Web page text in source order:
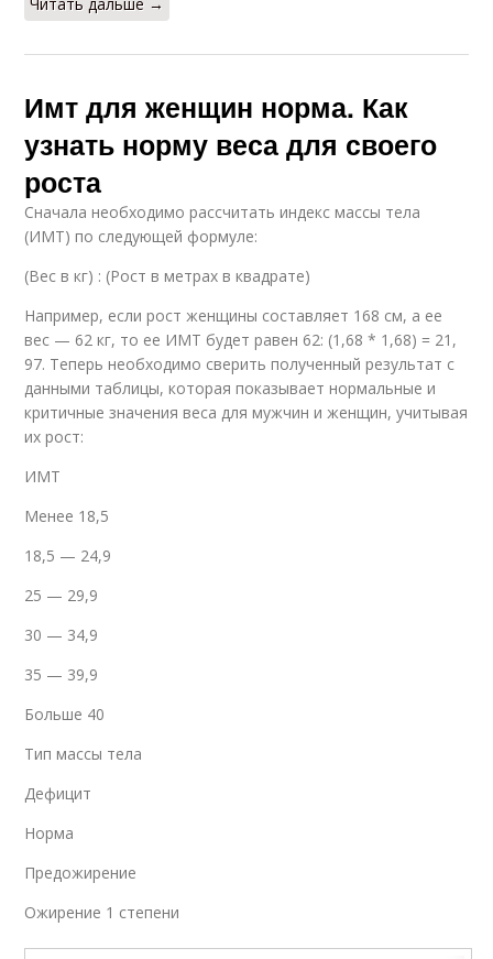
Имт для женщин норма. Как
узнать норму веса для своего
роста
Сначала необходимо рассчитать индекс массы тела
(ИМТ) по следующей формуле:
(Вес в кг) : (Рост в метрах в квадрате)
Например, если рост женщины составляет 168 см, а ее
вес — 62 кг, то ее ИМТ будет равен 62: (1,68 * 1,68) = 21,
97. Теперь необходимо сверить полученный результат с
данными таблицы, которая показывает нормальные и
критичные значения веса для мужчин и женщин, учитывая
их рост:
ИМТ
Менее 18,5
18,5 — 24,9
25 — 29,9
30 — 34,9
35 — 39,9
Больше 40
Тип массы тела
Дефицит
Норма
Предожирение
Ожирение 1 степени